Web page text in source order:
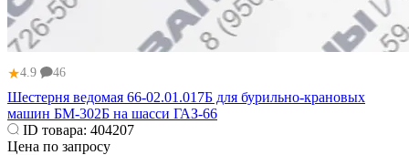
★4.9 46
Шестерня ведомая 66-02.01.017Б для бурильно-крановых
машин БМ-302Б на шасси ГАЗ-66
ID товара: 404207
Цена по запросу